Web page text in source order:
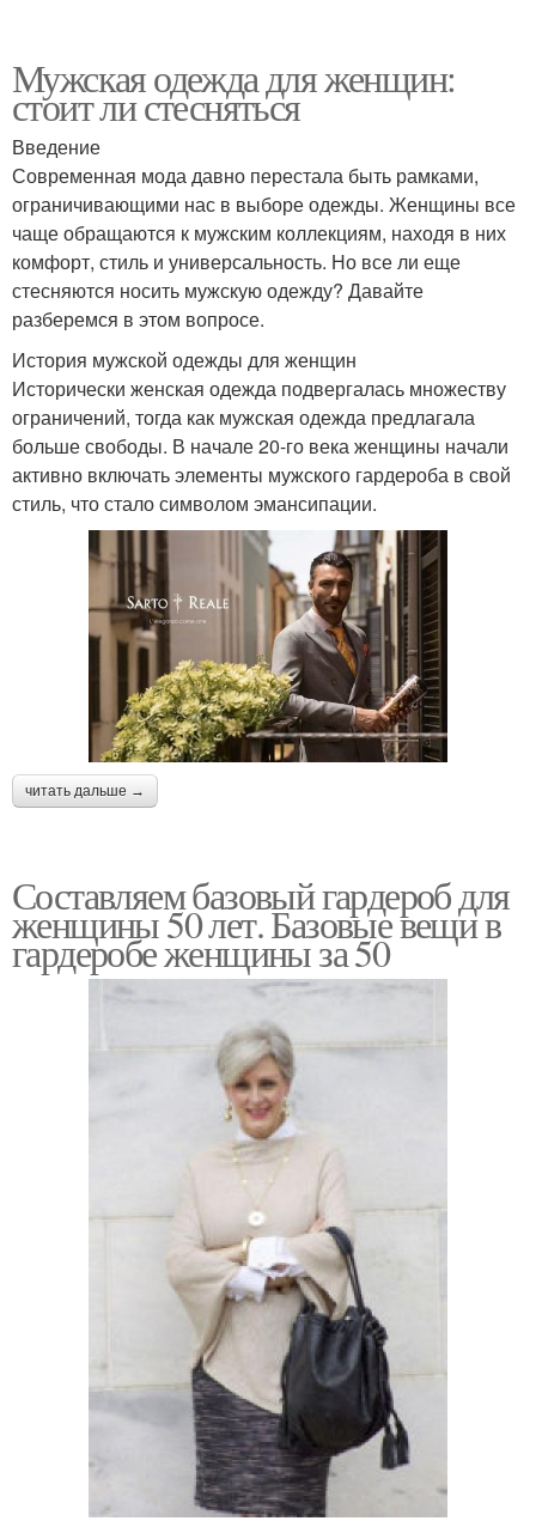
Мужская одежда для женщин:
стоит ли стесняться
Введение
Современная мода давно перестала быть рамками,
ограничивающими нас в выборе одежды. Женщины все
чаще обращаются к мужским коллекциям, находя в них
комфорт, стиль и универсальность. Но все ли еще
стесняются носить мужскую одежду? Давайте
разберемся в этом вопросе.
История мужской одежды для женщин
Исторически женская одежда подвергалась множеству
ограничений, тогда как мужская одежда предлагала
больше свободы. В начале 20-го века женщины начали
активно включать элементы мужского гардероба в свой
стиль, что стало символом эмансипации.
читать дальше →
Составляем базовый гардероб для
женщины 50 лет. Базовые вещи в
гардеробе женщины за 50